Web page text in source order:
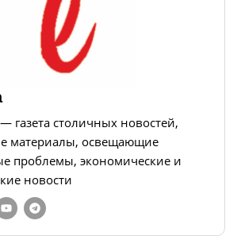
газета столичных новостей,
материалы, освещающие
проблемы, экономические и
новости